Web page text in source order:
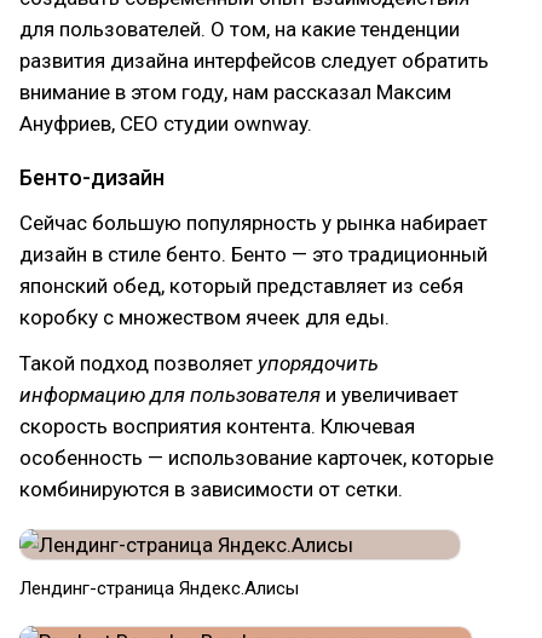
для пользователей. О том, на какие тенденции
развития дизайна интерфейсов следует обратить
внимание в этом году, нам рассказал Максим
Ануфриев, CEO студии ownway.
Бенто-дизайн
Сейчас большую популярность у рынка набирает
дизайн в стиле бенто. Бенто — это традиционный
японский обед, который представляет из себя
коробку с множеством ячеек для еды.
Такой подход позволяет упорядочить
информацию для пользователя и увеличивает
скорость восприятия контента. Ключевая
особенность — использование карточек, которые
комбинируются в зависимости от сетки.
Лендинг-страница Яндекс.Алисы